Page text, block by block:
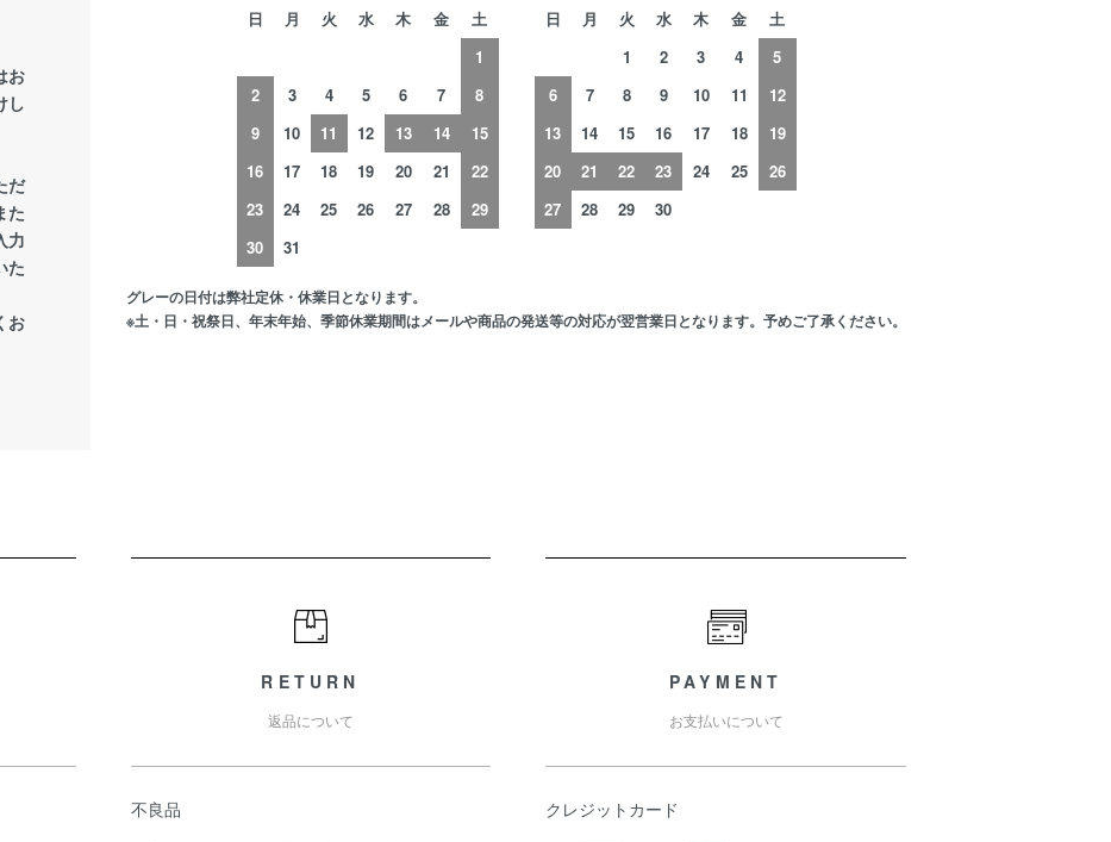
お
し
だ
た
力
た
お
日 月 火 水 木 金
土
1
2
3 4 5 6 7
8
9
10 11 12 13 14
15
16
17 18 19 20 21
22
23
24 25 26 27 28
29
30
31
日 月 火 水 木 金
土
1
2 3 4
5
6
7 8 9 10 11
12
13
14 15 16 17 18
19
20
21 22 23 24 25
26
27
28 29 30
グレーの日付は弊社定休・休業日となります。
※土・日・祝祭日、年末年始、季節休業期間はメールや商品の発送等の対応が翌営業日となります。予めご了承ください。
RETURN
返品について
不良品
PAYMENT
お支払いについて
クレジットカード